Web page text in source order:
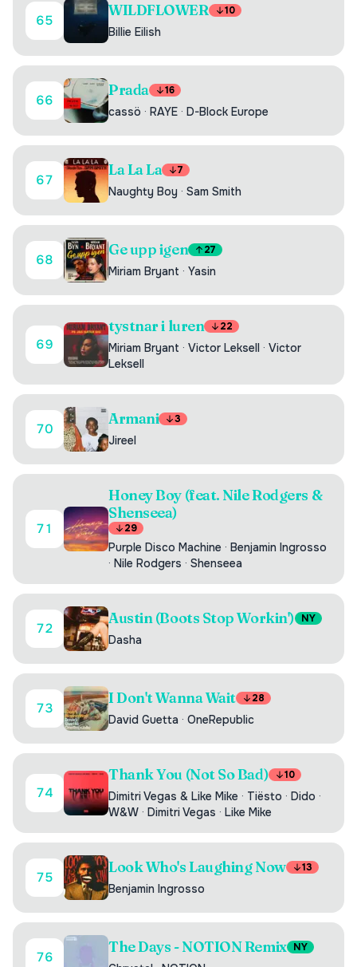
65
WILDFLOWER 10
Billie Eilish
66
Prada 16
cassö · RAYE · D-Block Europe
67
La La La 7
Naughty Boy · Sam Smith
68
Ge upp igen 27
Miriam Bryant · Yasin
69
tystnar i luren 22
Miriam Bryant · Victor Leksell · Victor
Leksell
70
Armani 3
Jireel
71
Honey Boy (feat. Nile Rodgers &
Shenseea)
29
Purple Disco Machine · Benjamin Ingrosso
· Nile Rodgers · Shenseea
72
Austin (Boots Stop Workin') NY
Dasha
73
I Don't Wanna Wait 28
David Guetta · OneRepublic
74
Thank You (Not So Bad) 10
Dimitri Vegas & Like Mike · Tiësto · Dido ·
W&W · Dimitri Vegas · Like Mike
75
Look Who's Laughing Now 13
Benjamin Ingrosso
76
The Days - NOTION Remix NY